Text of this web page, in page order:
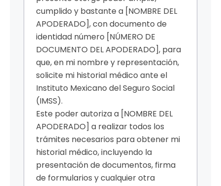
cumplido y bastante a [NOMBRE DEL
APODERADO], con documento de
identidad número [NÚMERO DE
DOCUMENTO DEL APODERADO], para
que, en mi nombre y representación,
solicite mi historial médico ante el
Instituto Mexicano del Seguro Social
(IMSS).
Este poder autoriza a [NOMBRE DEL
APODERADO] a realizar todos los
trámites necesarios para obtener mi
historial médico, incluyendo la
presentación de documentos, firma
de formularios y cualquier otra